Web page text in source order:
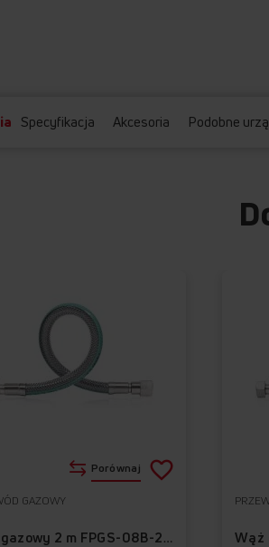
Specyfikacja Akcesoria Podobne
GAZOWY
Wąż gazowy 2 m FPGS-08B-200
Porównaj Dodaj
listyulubionych